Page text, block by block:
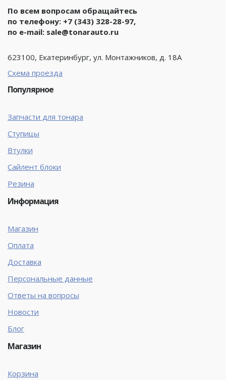
По всем вопросам обращайтесь
по телефону: +7 (343) 328-28-97,
по e-mail: sale@tonarauto.ru
623100, Екатеринбург, ул. Монтажников, д. 18А
Схема проезда
Популярное
Запчасти для тонара
Ступицы
Втулки
Сайлент блоки
Резина
Информация
Магазин
Оплата
Доставка
Персональные данные
Ответы на вопросы
Новости
Блог
Магазин
Корзина